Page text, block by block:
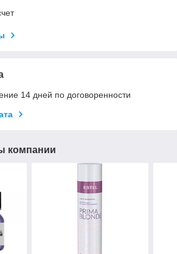
14 дней по договоренности
компании